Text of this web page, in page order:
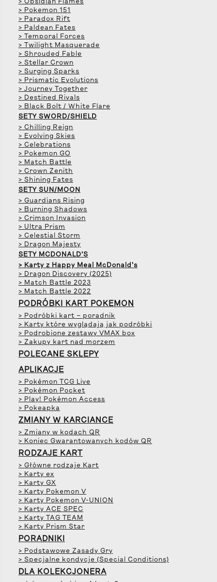
> Obsidian Flames
> Pokemon 151
> Paradox Rift
> Paldean Fates
> Temporal Forces
> Twilight Masquerade
> Shrouded Fable
> Stellar Crown
> Surging Sparks
> Prismatic Evolutions
> Journey Together
> Destined Rivals
> Black Bolt / White Flare
SETY SWORD/SHIELD
> Chilling Reign
> Evolving Skies
> Celebrations
> Pokemon GO
> Match Battle
> Crown Zenith
> Shining Fates
SETY SUN/MOON
> Guardians Rising
> Burning Shadows
> Crimson Invasion
> Ultra Prism
> Celestial Storm
> Dragon Majesty
SETY MCDONALD’S
> Karty z Happy Meal McDonald’s
> Dragon Discovery (2025)
> Match Battle 2023
> Match Battle 2022
PODRÓBKI KART POKEMON
> Podróbki kart – poradnik
> Karty które wyglądają jak podróbki
> Podrobione zestawy VMAX box
> Zakupy kart nad morzem
POLECANE SKLEPY
APLIKACJE
> Pokémon TCG Live
> Pokémon Pocket
> Play! Pokémon Access
> Pokeapka
ZMIANY W KARCIANCE
> Zmiany w kodach QR
> Koniec Gwarantowanych kodów QR
RODZAJE KART
> Główne rodzaje Kart
> Karty ex
> Karty GX
> Karty Pokemon V
> Karty Pokemon V-UNION
> Karty ACE SPEC
> Karty TAG TEAM
> Karty Prism Star
PORADNIKI
> Podstawowe Zasady Gry
> Specjalne kondycje (Special Conditions)
DLA KOLEKCJONERA